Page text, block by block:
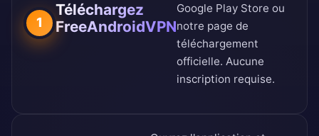
1
Téléchargez
FreeAndroidVPN
Google Play Store ou
notre page de
téléchargement
officielle. Aucune
inscription requise.